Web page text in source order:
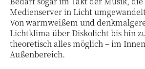
Medienserver in Licht
Von warmweißem und
Lichtklima über Diskolicht bis hin
theoretisch alles möglich – im
Außenbereich.